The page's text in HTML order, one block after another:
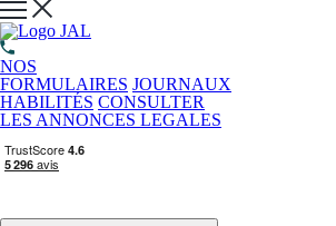
NOS
FORMULAIRES JOURNAUX
HABILITÉS CONSULTER
LES ANNONCES LEGALES